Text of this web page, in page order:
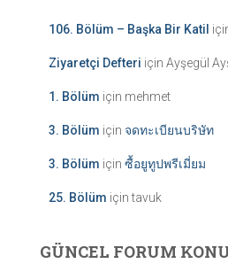
106. Bölüm – Başka Bir Katil
Ziyaretçi Defteri için Ayşegül
1. Bölüm için mehmet
3. Bölüm için จดทะเบียนบริษัท
3. Bölüm için ซื้อยูทูปพรีเมี่ยม
25. Bölüm içintavuk
GÜNCEL FORUM